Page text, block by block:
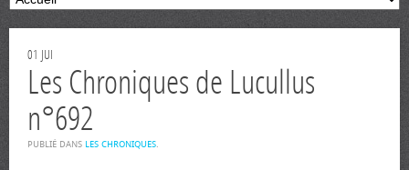
01 JUI
Les Chroniques de Lucullus
n°692
PUBLIÉ DANS LES CHRONIQUES.